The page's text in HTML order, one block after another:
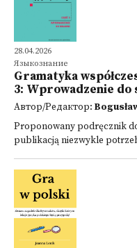
28.04.2026
Языкознание
Gramatyka
3: Wprowadzenie do
Автор/Редактор:
Proponowany podręcznik
publikacją niezwykle